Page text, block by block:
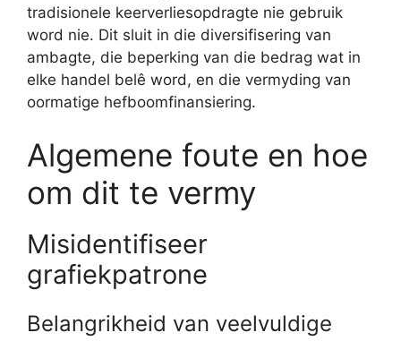
tradisionele keerverliesopdragte nie gebruik
word nie. Dit sluit in die diversifisering van
ambagte, die beperking van die bedrag wat in
elke handel belê word, en die vermyding van
oormatige hefboomfinansiering.
Algemene foute en hoe
om dit te vermy
Misidentifiseer
grafiekpatrone
Belangrikheid van veelvuldige